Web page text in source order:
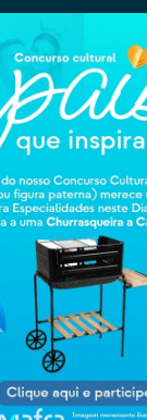
NA MAFRA?
GANHE